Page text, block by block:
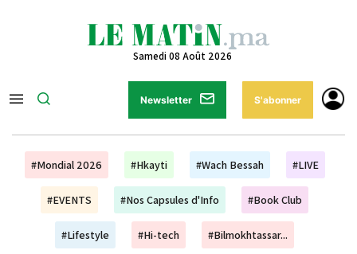
Samedi 08 Août 2026
Newsletter S'abonner
#Mondial 2026 #Hkayti #Wach Bessah #LIVE
#EVENTS #Nos Capsules d'Info #Book Club
#Lifestyle #Hi-tech #Bilmokhtassar...